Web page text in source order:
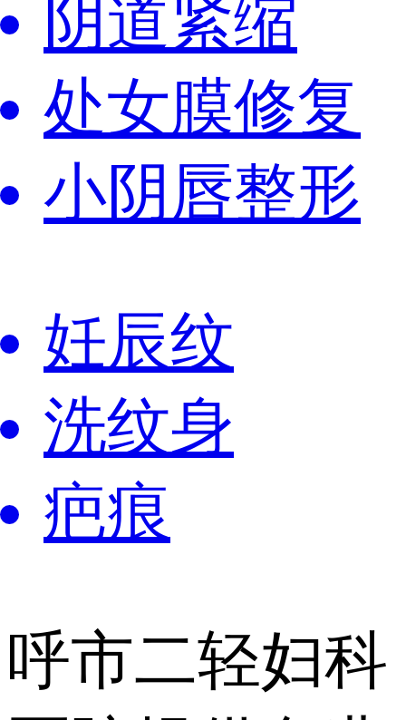
阴道紧缩
处女膜修复
小阴唇整形
妊辰纹
洗纹身
疤痕
呼市二轻妇科